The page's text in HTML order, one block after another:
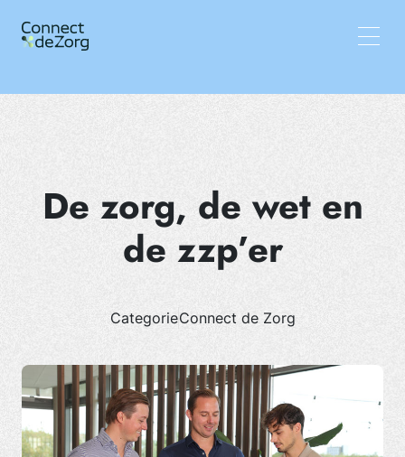
Team
De zorg, de wet en
de zzp’er
CategorieConnect de Zorg